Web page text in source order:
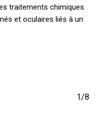
traitements chimiques
et oculaires liés à un
1/8